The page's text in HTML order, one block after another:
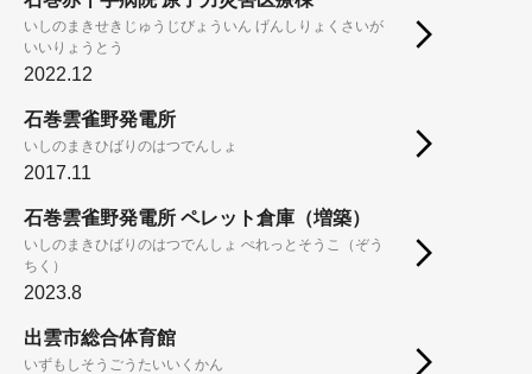
いしのまきせきじゅうじびょういん げんしりょくさいが
いいりょうとう
2022.12
石巻雲雀野発電所
いしのまきひばりのはつでんしょ
2017.11
石巻雲雀野発電所 ペレット倉庫（増築）
いしのまきひばりのはつでんしょ ぺれっとそうこ（ぞう
ちく）
2023.8
出雲市総合体育館
いずもしそうごうたいいくかん